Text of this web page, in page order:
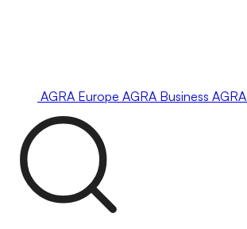
AGRA Europe AGRA Business AGRA